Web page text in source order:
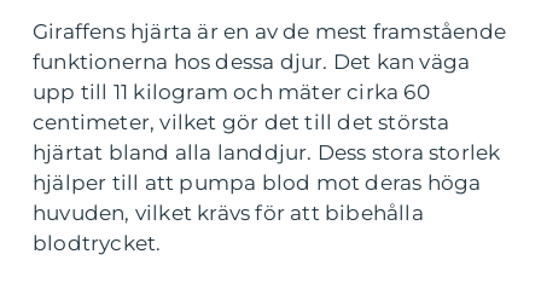
Giraffens hjärta är en av de mest framstående
funktionerna hos dessa djur. Det kan väga
upp till 11 kilogram och mäter cirka 60
centimeter, vilket gör det till det största
hjärtat bland alla landdjur. Dess stora storlek
hjälper till att pumpa blod mot deras höga
huvuden, vilket krävs för att bibehålla
blodtrycket.